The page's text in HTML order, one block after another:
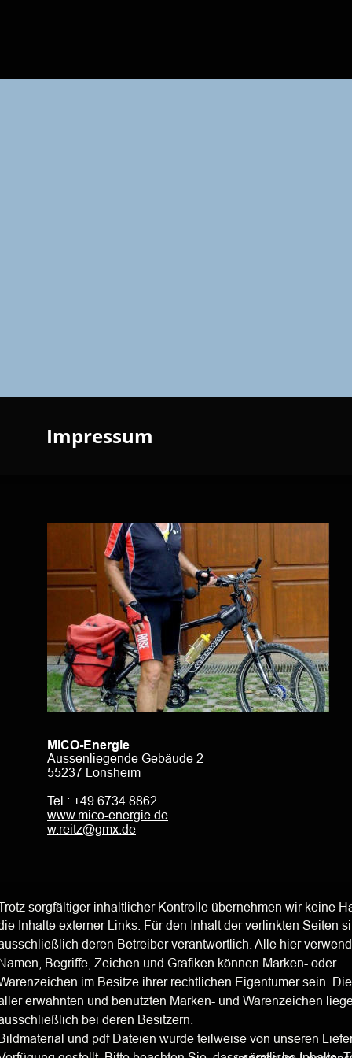
Impressum
MICO-Energie
Aussenliegende Gebäude 2
55237 Lonsheim
Tel.: +49 6734 8862
www.mico-energie.de
w.reitz@gmx.de
sorgfältiger inhaltlicher Kontrolle übernehmen wir keine
Inhalte externer Links. Für den Inhalt der verlinkten Seiten
deren Betreiber verantwortlich. Alle hier
Begriffe, Zeichen und Grafiken können Marken- oder
im Besitze ihrer rechtlichen Eigentümer sein.
erwähnten und benutzten Marken- und Warenzeichen
bei deren Besitzern.
und pdf Dateien wurde teilweise von unseren